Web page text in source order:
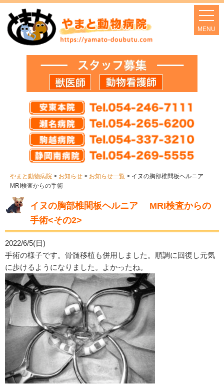
やまと動物病院 > お知らせ > お知らせ一覧 > イヌの胸部椎間板ヘルニア
MRI検査からの手術
イヌの胸部椎間板ヘルニア MRI検査からの
手術<その2>
2022/6/5(日)
手術の様子です。骨髄移植も併用しました。順調に回復し元気
に歩けるようになりました。よかったね。